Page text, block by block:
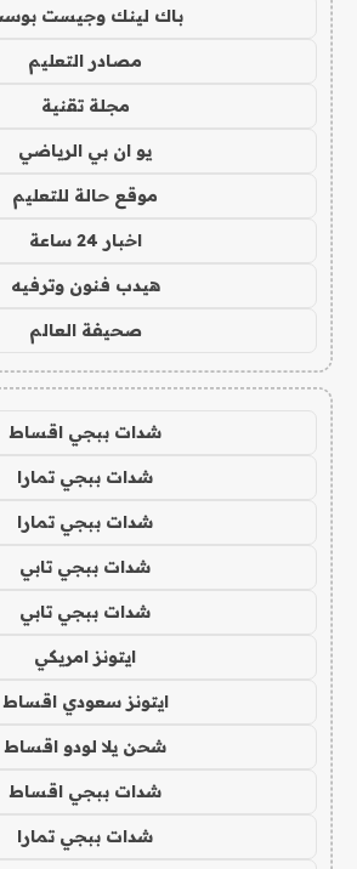
باك لينك وجيست
مصادر التعليم
مجلة تقنية
يو ان بي الرياضي
موقع حالة للتعليم
اخبار 24 ساعة
هيدب فنون وترفيه
صحيفة العالم
شدات ببجي اقساط
شدات ببجي تمارا
شدات ببجي تمارا
شدات ببجي تابي
شدات ببجي تابي
ايتونز امريكي
ايتونز سعودي اقساط
شحن يلا لودو اقساط
شدات ببجي اقساط
شدات ببجي تمارا